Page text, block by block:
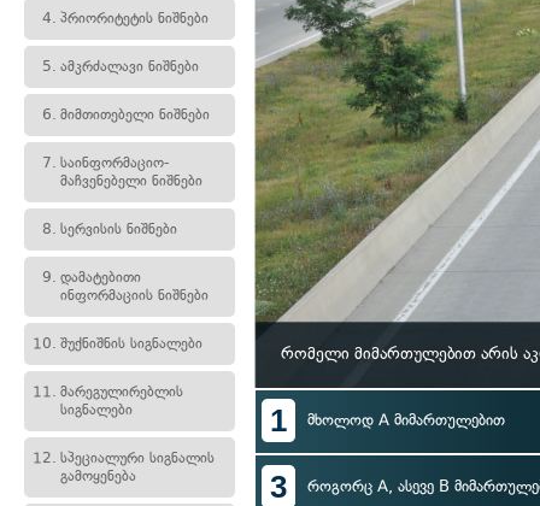
4. პრიორიტეტის ნიშნები
5. ამკრძალავი ნიშნები
6. მიმთითებელი ნიშნები
7. საინფორმაციო-
მაჩვენებელი ნიშნები
8. სერვისის ნიშნები
9. დამატებითი
ინფორმაციის ნიშნები
10. შუქნიშნის სიგნალები
11. მარეგულირებლის
სიგნალები
12. სპეციალური სიგნალის
გამოყენება
რომელი მიმართულებით არის
1 მხოლოდ A მიმართულებით
3 როგორც A, ასევე B